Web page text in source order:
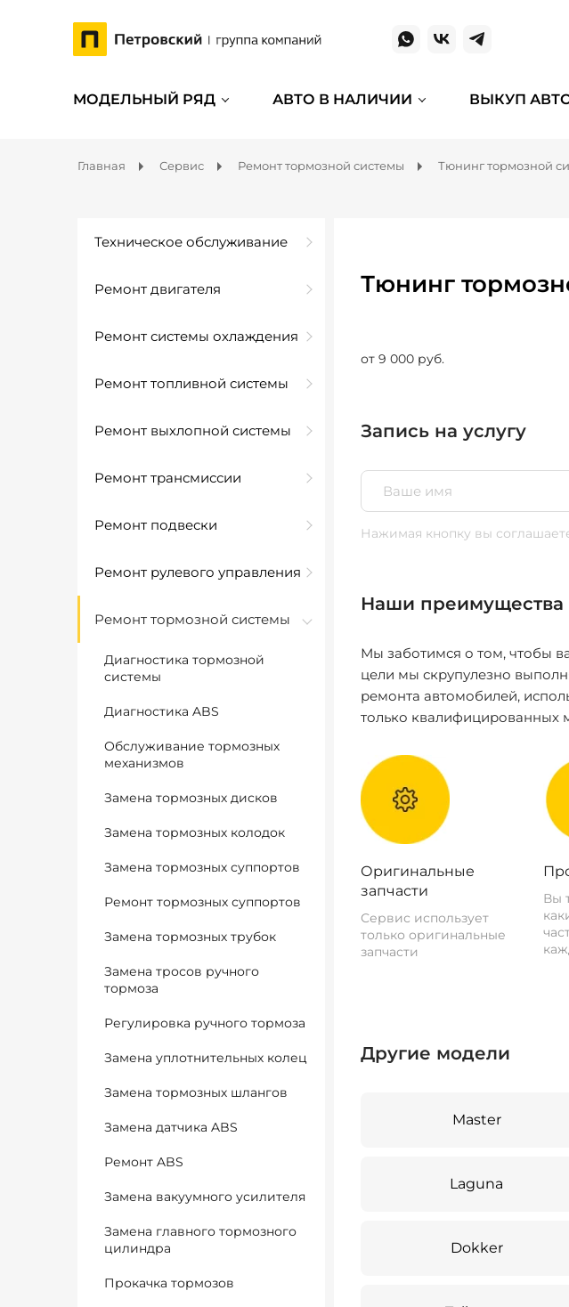
МОДЕЛЬНЫЙ РЯД АВТО В НАЛИЧИИ ВЫКУП
Главная Сервис Ремонт тормозной системы Тюнинг тормозной
Техническое обслуживание
Ремонт двигателя
Ремонт системы охлаждения
Ремонт топливной системы
Ремонт выхлопной системы
Ремонт трансмиссии
Ремонт подвески
Ремонт рулевого управления
Ремонт тормозной системы
Диагностика тормозной
системы
Диагностика ABS
Обслуживание тормозных
механизмов
Замена тормозных дисков
Замена тормозных колодок
Замена тормозных суппортов
Ремонт тормозных суппортов
Замена тормозных трубок
Замена тросов ручного
тормоза
Регулировка ручного тормоза
Замена уплотнительных колец
Замена тормозных шлангов
Замена датчика ABS
Ремонт ABS
Замена вакуумного усилителя
Замена главного тормозного
цилиндра
Прокачка тормозов
Тюнинг
от 9 000 руб.
Запись на услугу
Нажимая кнопку вы
Наши преимущества
Мы заботимся о том, чтобы
цели мы скрупулезно
ремонта автомобилей,
только квалифицированных
Оригинальные
запчасти
Сервис использует
только оригинальные
запчасти
Вы
Другие модели
Master
Laguna
Dokker